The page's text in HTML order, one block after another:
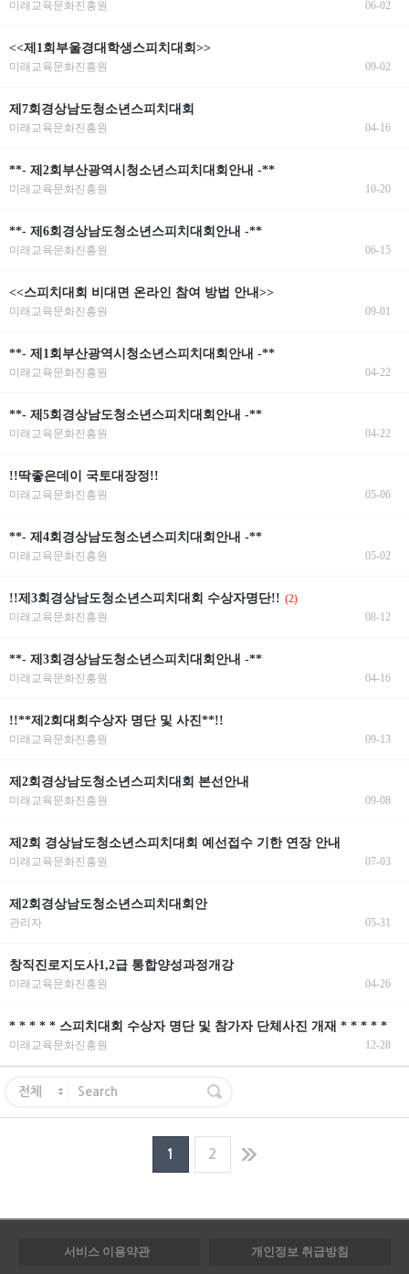
미래교육문화진흥원 06-02
<<제1회부울경대학생스피치대회>>
미래교육문화진흥원 09-02
제7회경상남도청소년스피치대회
미래교육문화진흥원 04-16
**- 제2회부산광역시청소년스피치대회안내 -**
미래교육문화진흥원 10-20
**- 제6회경상남도청소년스피치대회안내 -**
미래교육문화진흥원 06-15
<<스피치대회 비대면 온라인 참여 방법 안내>>
미래교육문화진흥원 09-01
**- 제1회부산광역시청소년스피치대회안내 -**
미래교육문화진흥원 04-22
**- 제5회경상남도청소년스피치대회안내 -**
미래교육문화진흥원 04-22
!!딱좋은데이 국토대장정!!
미래교육문화진흥원 05-06
**- 제4회경상남도청소년스피치대회안내 -**
미래교육문화진흥원 05-02
!!제3회경상남도청소년스피치대회 수상자명단!! (2)
미래교육문화진흥원
08-12
**- 제3회경상남도청소년스피치대회안내 -**
미래교육문화진흥원 04-16
!!**제2회대회수상자 명단 및 사진**!!
미래교육문화진흥원 09-13
제2회경상남도청소년스피치대회 본선안내
미래교육문화진흥원 09-08
제2회 경상남도청소년스피치대회 예선접수 기한 연장 안내
미래교육문화진흥원 07-03
제2회경상남도청소년스피치대회안
관리자 05-31
창직진로지도사1,2급 통합양성과정개강
미래교육문화진흥원 04-26
* * * * * 스피치대회 수상자 명단 및 참가자 단체사진 개재 * * * * *
미래교육문화진흥원 12-28
전체
1 2
서비스 이용약관 개인정보 취급방침